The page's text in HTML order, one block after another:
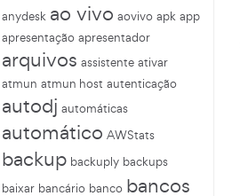
anydesk ao vivo aovivo apk app
apresentação apresentador
arquivos assistente ativar
atmun atmun host autenticação
autodj automáticas
automático AWStats
backup backuply backups
baixar bancário banco bancos